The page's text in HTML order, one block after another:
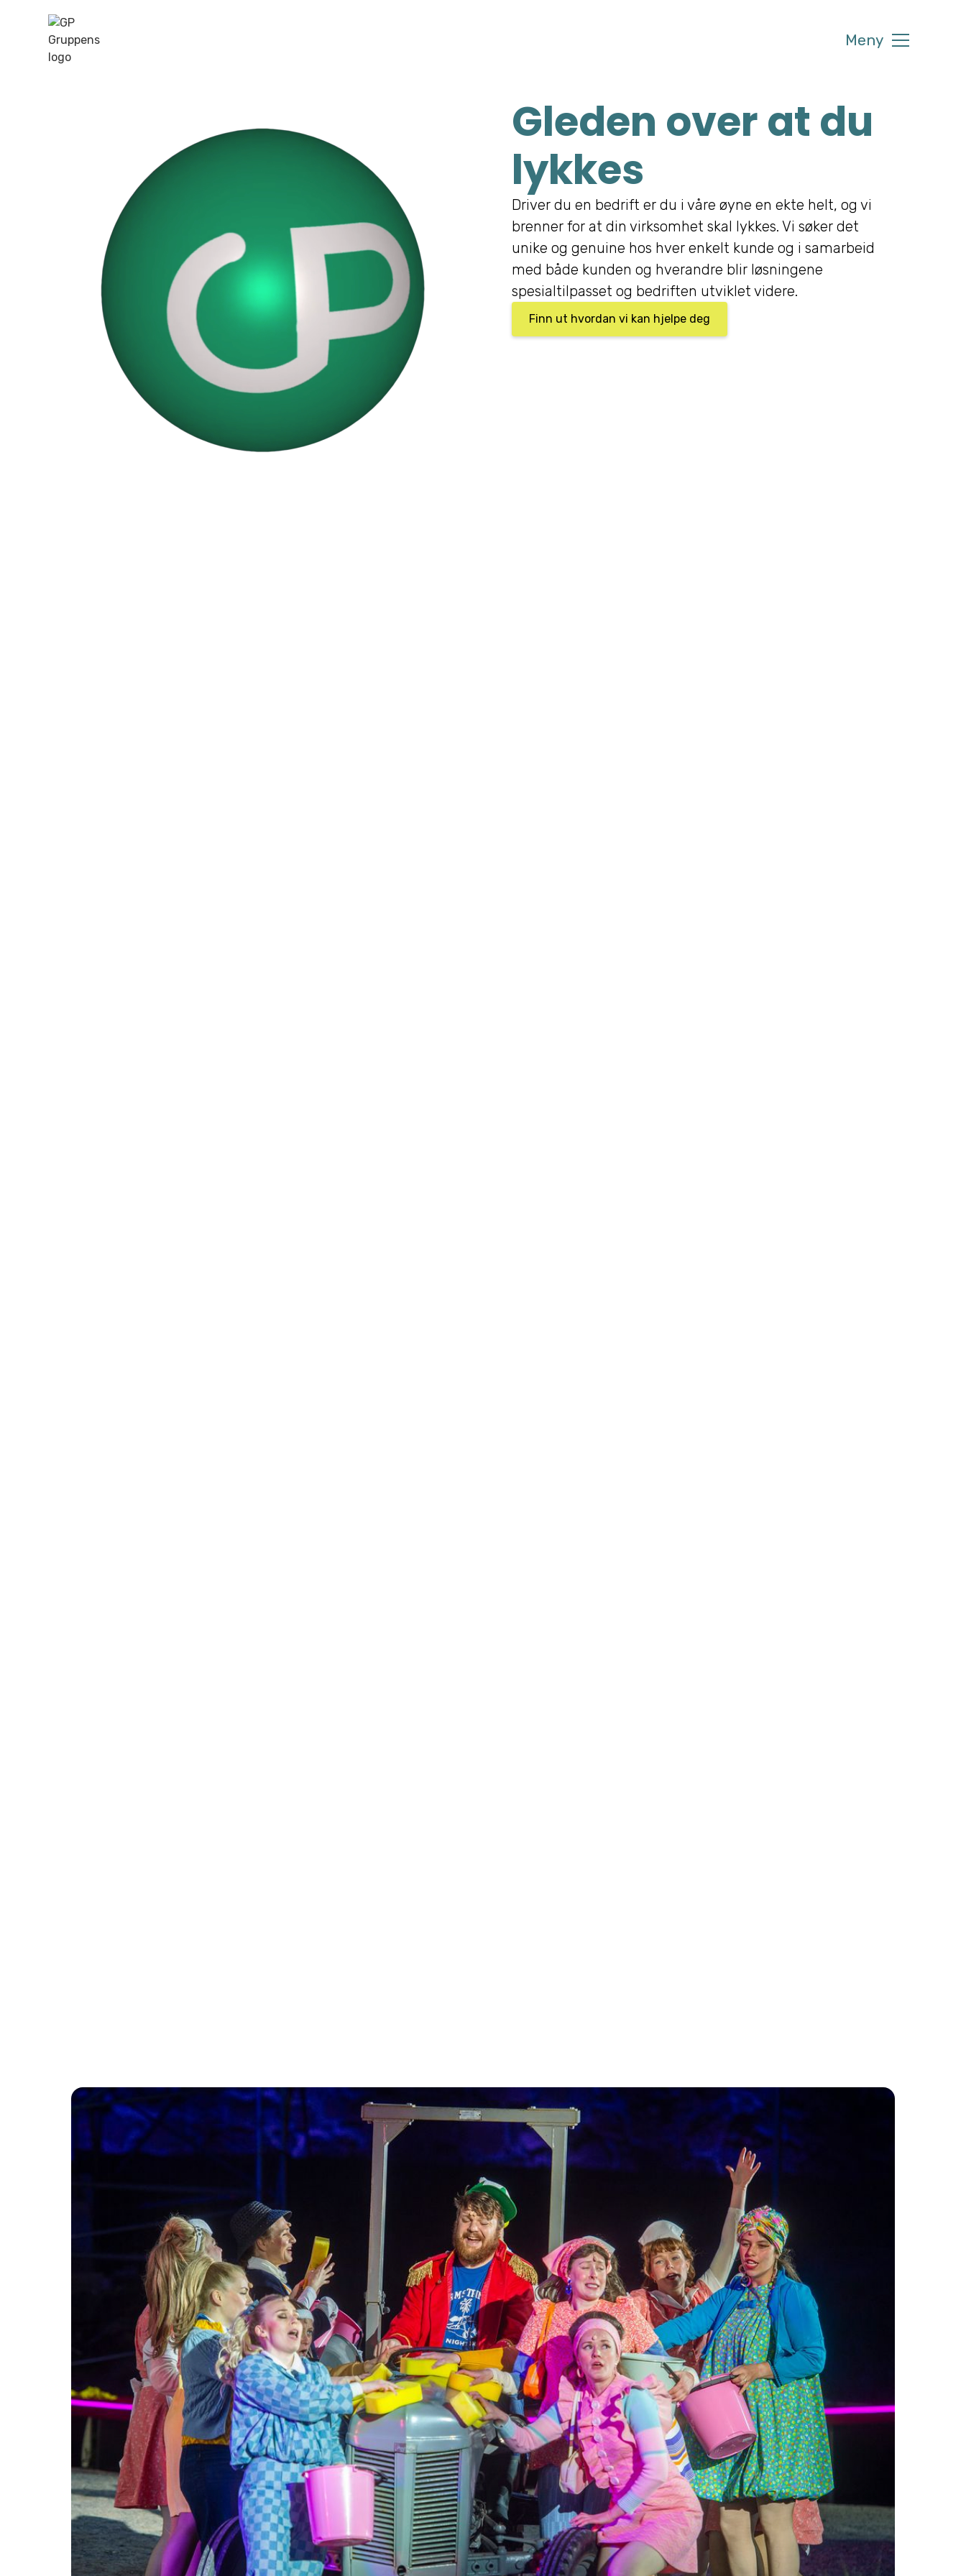
Meny
Gleden over at du
lykkes
Driver du en bedrift er du i våre øyne en ekte helt, og vi
brenner for at din virksomhet skal lykkes. Vi søker det
unike og genuine hos hver enkelt kunde og i samarbeid
med både kunden og hverandre blir løsningene
spesialtilpasset og bedriften utviklet videre.
Finn ut hvordan vi kan hjelpe deg